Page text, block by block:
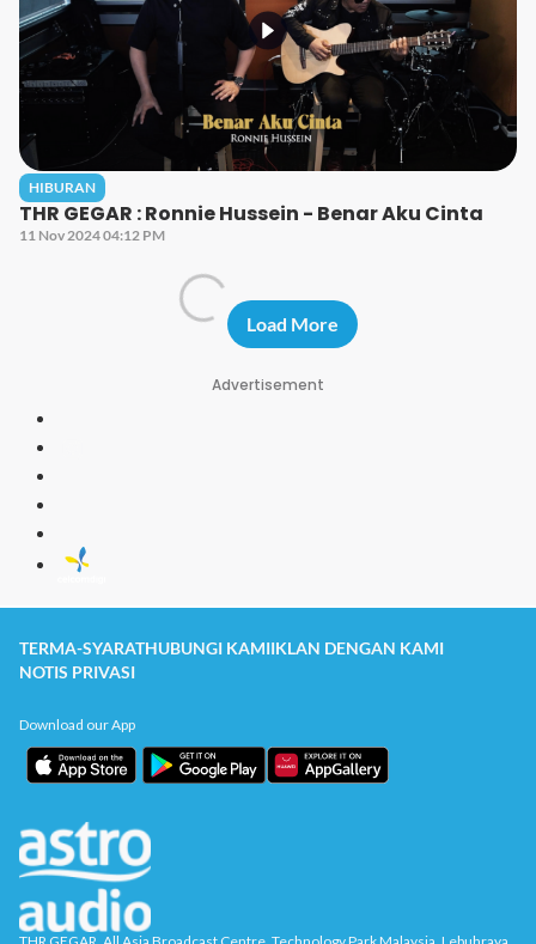
HIBURAN
THR GEGAR : Ronnie Hussein - Benar Aku Cinta
11 Nov 2024 04:12 PM
Load More
Advertisement
TERMA-SYARATHUBUNGI KAMIIKLAN DENGAN KAMI
NOTIS PRIVASI
Download our App